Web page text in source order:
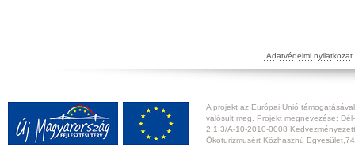
Adatvédelmi nyilatkozat
A projekt az Európai Unió
valósult meg. Projekt megnevezése:
2.1.3/A-10-2010-0008
Ökoturizmusért Közhasznú